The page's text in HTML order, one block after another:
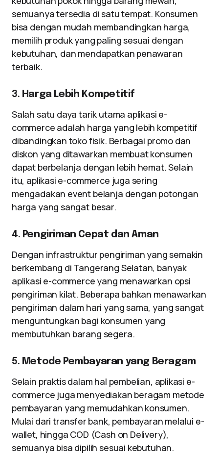
semuanya tersedia di satu tempat. Konsumen
bisa dengan mudah membandingkan harga,
memilih produk yang paling sesuai dengan
kebutuhan, dan mendapatkan penawaran
terbaik.
3. Harga Lebih Kompetitif
Salah satu daya tarik utama aplikasi e-
commerce adalah harga yang lebih kompetitif
dibandingkan toko fisik. Berbagai promo dan
diskon yang ditawarkan membuat konsumen
dapat berbelanja dengan lebih hemat. Selain
itu, aplikasi e-commerce juga sering
mengadakan event belanja dengan potongan
harga yang sangat besar.
4. Pengiriman Cepat dan Aman
Dengan infrastruktur pengiriman yang semakin
berkembang di Tangerang Selatan, banyak
aplikasi e-commerce yang menawarkan opsi
pengiriman kilat. Beberapa bahkan menawarkan
pengiriman dalam hari yang sama, yang sangat
menguntungkan bagi konsumen yang
membutuhkan barang segera.
5. Metode Pembayaran yang Beragam
Selain praktis dalam hal pembelian, aplikasi e-
commerce juga menyediakan beragam metode
pembayaran yang memudahkan konsumen.
Mulai dari transfer bank, pembayaran melalui e-
wallet, hingga COD (Cash on Delivery),
semuanya bisa dipilih sesuai kebutuhan.